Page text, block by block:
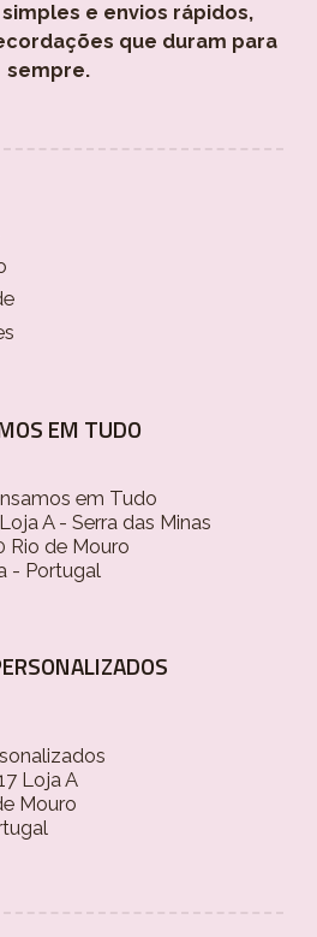
e envios rápidos,
que duram para
sempre.
EM TUDO
em Tudo
A - Serra das Minas
Rio de Mouro
- Portugal
Loja A
Mouro